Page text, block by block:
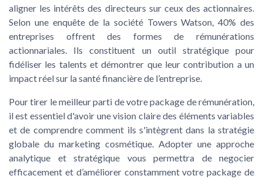
aligner les intérêts des directeurs sur ceux des actionnaires.
Selon une enquête de la société Towers Watson, 40% des
entreprises offrent des formes de rémunérations
actionnariales. Ils constituent un outil stratégique pour
fidéliser les talents et démontrer que leur contribution a un
impact réel sur la santé financière de l’entreprise.
Pour tirer le meilleur parti de votre package de rémunération,
il est essentiel d'avoir une vision claire des éléments variables
et de comprendre comment ils s'intègrent dans la stratégie
globale du marketing cosmétique . Adopter une approche
analytique et stratégique vous permettra de negocier
efficacement et d’améliorer constamment votre package de